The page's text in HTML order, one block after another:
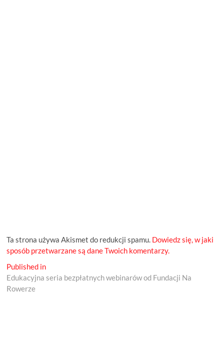
Ta strona używa Akismet do redukcji spamu. Dowiedz się, w jaki
sposób przetwarzane są dane Twoich komentarzy.
Nawigacja
wpisu
Published in
Edukacyjna seria bezpłatnych webinarów od Fundacji Na
Rowerze